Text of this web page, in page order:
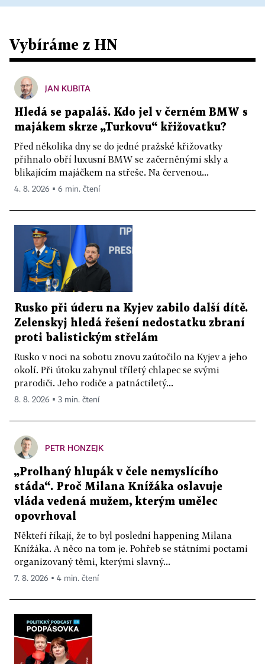
Vybíráme z HN
JAN KUBITA
Hledá se papaláš. Kdo jel v černém BMW s
majákem skrze „Turkovu“ křižovatku?
Před několika dny se do jedné pražské křižovatky
přihnalo obří luxusní BMW se začerněnými skly a
blikajícím majáčkem na střeše. Na červenou...
4. 8. 2026 ▪ 6 min. čtení
Rusko při úderu na Kyjev zabilo další dítě.
Zelenskyj hledá řešení nedostatku zbraní
proti balistickým střelám
Rusko v noci na sobotu znovu zaútočilo na Kyjev a jeho
okolí. Při útoku zahynul tříletý chlapec se svými
prarodiči. Jeho rodiče a patnáctiletý...
8. 8. 2026 ▪ 3 min. čtení
PETR HONZEJK
„Prolhaný hlupák v čele nemyslícího
stáda“. Proč Milana Knížáka oslavuje
vláda vedená mužem, kterým umělec
opovrhoval
Někteří říkají, že to byl poslední happening Milana
Knížáka. A něco na tom je. Pohřeb se státními poctami
organizovaný těmi, kterými slavný...
7. 8. 2026 ▪ 4 min. čtení